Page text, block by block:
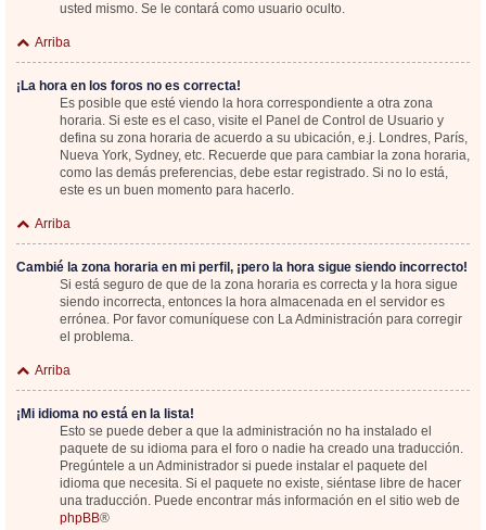
usted mismo. Se le contará como usuario oculto.
Arriba
¡La hora en los foros no es correcta!
Es posible que esté viendo la hora correspondiente a otra zona
horaria. Si este es el caso, visite el Panel de Control de Usuario y
defina su zona horaria de acuerdo a su ubicación, e.j. Londres, París,
Nueva York, Sydney, etc. Recuerde que para cambiar la zona horaria,
como las demás preferencias, debe estar registrado. Si no lo está,
este es un buen momento para hacerlo.
Arriba
Cambié la zona horaria en mi perfil, ¡pero la hora sigue siendo incorrecto!
Si está seguro de que de la zona horaria es correcta y la hora sigue
siendo incorrecta, entonces la hora almacenada en el servidor es
errónea. Por favor comuníquese con La Administración para corregir
el problema.
Arriba
¡Mi idioma no está en la lista!
Esto se puede deber a que la administración no ha instalado el
paquete de su idioma para el foro o nadie ha creado una traducción.
Pregúntele a un Administrador si puede instalar el paquete del
idioma que necesita. Si el paquete no existe, siéntase libre de hacer
una traducción. Puede encontrar más información en el sitio web de
phpBB®